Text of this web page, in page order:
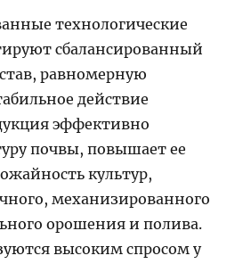
технологические
сбалансированный
равномерную
действие
эффективно
почвы, повышает ее
культур,
механизированного
орошения и полива.
высоким спросом у